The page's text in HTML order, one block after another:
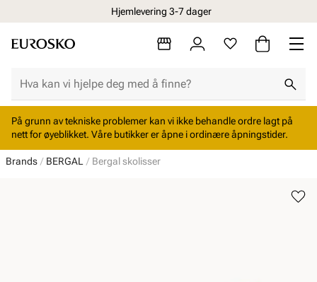
Hjemlevering 3-7 dager
På grunn av tekniske problemer kan vi ikke behandle ordre lagt på
nett for øyeblikket. Våre butikker er åpne i ordinære åpningstider.
Brands BERGAL Bergal skolisser